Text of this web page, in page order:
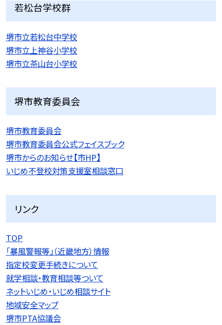
若松台学校群
堺市立若松台中学校
堺市立上神谷小学校
堺市立茶山台小学校
堺市教育委員会
堺市教育委員会
堺市教育委員会公式フェイスブック
堺市からのお知らせ【市HP】
いじめ不登校対策支援室相談窓口
リンク
TOP
「暴風警報等」（近畿地方）情報
指定校変更手続きについて
就学相談・教育相談等ついて
ネットいじめ・いじめ相談サイト
地域安全マップ
堺市PTA協議会